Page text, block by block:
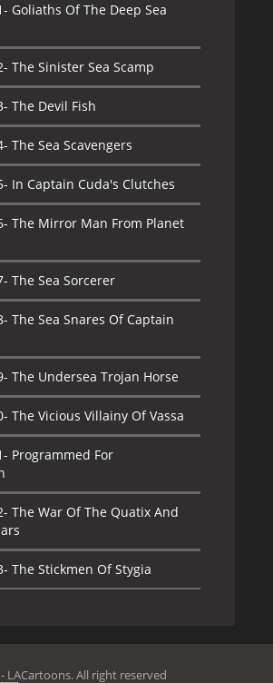
Goliaths Of The Deep Sea
The Sinister Sea Scamp
The Devil Fish
The Sea Scavengers
In Captain Cuda's Clutches
The Mirror Man From Planet
The Sea Sorcerer
The Sea Snares Of Captain
The Undersea Trojan Horse
The Vicious Villainy Of Vassa
Programmed For
The War Of The Quatix And
The Stickmen Of Stygia
The Silver Sphere
LACartoons. All right reserved